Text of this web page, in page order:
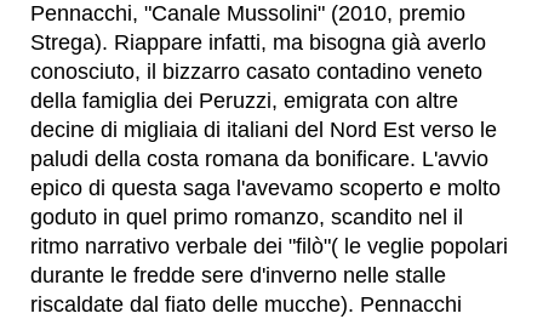
Pennacchi, "Canale Mussolini" (2010, premio
Strega). Riappare infatti, ma bisogna già averlo
conosciuto, il bizzarro casato contadino veneto
della famiglia dei Peruzzi, emigrata con altre
decine di migliaia di italiani del Nord Est verso le
paludi della costa romana da bonificare. L'avvio
epico di questa saga l'avevamo scoperto e molto
goduto in quel primo romanzo, scandito nel il
ritmo narrativo verbale dei "filò"( le veglie popolari
durante le fredde sere d'inverno nelle stalle
riscaldate dal fiato delle mucche). Pennacchi